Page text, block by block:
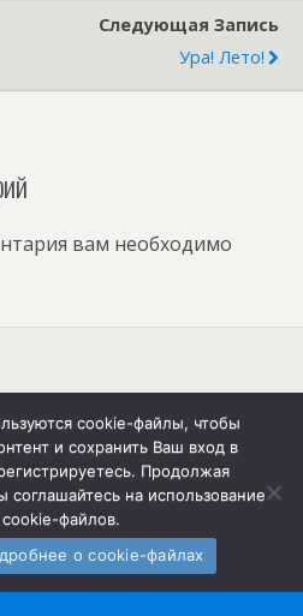
Следующая Запись
Ура! Лето!
вам необходимо
Наверх
Компьютерная
cookie-файлы, чтобы
и сохранить Ваш вход в
Продолжая
соглашайтесь на использование
файлов.
о cookie-файлах